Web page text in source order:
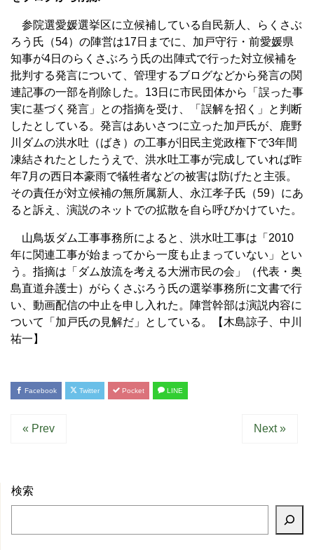
参院選愛媛選挙区に立候補している自民新人、らくさぶ
ろう氏（54）の陣営は17日までに、加戸守行・前愛媛県
知事が4日のらくさぶろう氏の出陣式で行った対立候補を
批判する発言について、管理するブログなどから発言の関
連記事の一部を削除した。13日に市民団体から「誤った事
実に基づく発言」との指摘を受け、「誤解を招く」と判断
したとしている。発言はあいさつに立った加戸氏が、鹿野
川ダムの洪水吐（ばき）の工事が旧民主党政権下で3年間
凍結されたとしたうえで、洪水吐工事が完成していれば昨
年7月の西日本豪雨で犠牲者などの被害は防げたと主張。
その責任が対立候補の無所属新人、永江孝子氏（59）にあ
ると訴え、演説のネットでの拡散を自ら呼びかけていた。
山鳥坂ダム工事事務所によると、洪水吐工事は「2010
年に関連工事が始まってから一度も止まっていない」とい
う。指摘は「ダム放流を考える大洲市民の会」（代表・奥
島直道弁護士）がらくさぶろう氏の選挙事務所に文書で行
い、動画配信の中止を申し入れた。陣営幹部は演説内容に
ついて「加戸氏の見解だ」としている。【木島諒子、中川
祐一】
Facebook Twitter Pocket LINE
« Prev Next »
検索